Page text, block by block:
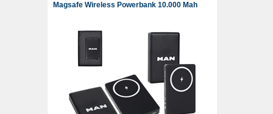
Magsafe Wireless Powerbank 10.000 Mah